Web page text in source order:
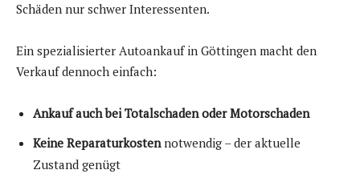
Schäden nur schwer Interessenten.
Ein spezialisierter Autoankauf in Göttingen macht den
Verkauf dennoch einfach:
Ankauf auch bei Totalschaden oder Motorschaden
Keine Reparaturkostennotwendig – der aktuelle
Zustand genügt